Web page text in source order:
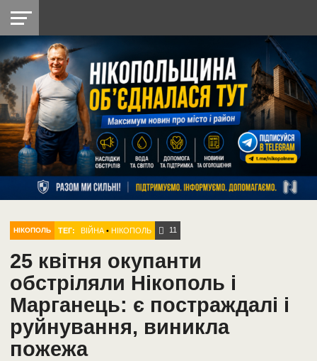
НІКОПОЛЬ
РАЙОН
СІЧЕСЛАВСЬКА
УКРАЇНА
РЕТРО
НІКОПОЛЬ
ЛАЙТ
УКРАЇНА
ДОПОМОГА
РАДІО
НІКОПОЛЬ ТЕГ: ВІЙНА •НІКОПОЛЬ 11
25 квітня окупанти
обстріляли Нікополь і
Марганець: є постраждалі і
руйнування, виникла
пожежа